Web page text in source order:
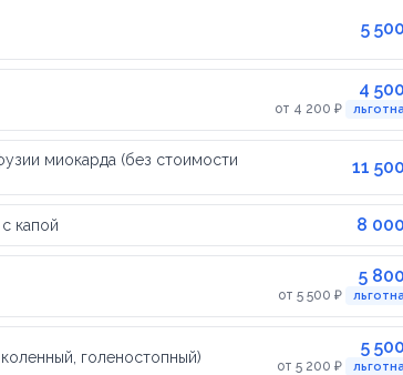
5
4
от 4 200 ₽
миокарда (без стоимости
11
капой 8
5
от 5 500 ₽
голеностопный) 5
от 5 200 ₽